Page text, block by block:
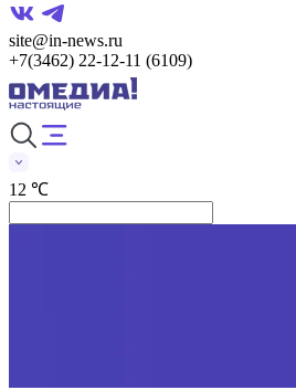
site@in-news.ru
+7(3462) 22-12-11 (6109)
12 ℃